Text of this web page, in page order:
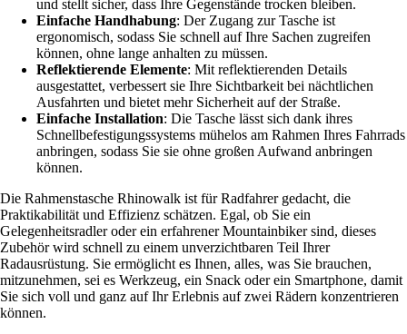
und stellt sicher, dass Ihre Gegenstände trocken bleiben.
Einfache Handhabung: Der Zugang zur Tasche ist
ergonomisch, sodass Sie schnell auf Ihre Sachen zugreifen
können, ohne lange anhalten zu müssen.
Reflektierende Elemente: Mit reflektierenden Details
ausgestattet, verbessert sie Ihre Sichtbarkeit bei nächtlichen
Ausfahrten und bietet mehr Sicherheit auf der Straße.
Einfache Installation: Die Tasche lässt sich dank ihres
Schnellbefestigungssystems mühelos am Rahmen Ihres Fahrrads
anbringen, sodass Sie sie ohne großen Aufwand anbringen
können.
Die Rahmenstasche Rhinowalk ist für Radfahrer gedacht, die
Praktikabilität und Effizienz schätzen. Egal, ob Sie ein
Gelegenheitsradler oder ein erfahrener Mountainbiker sind, dieses
Zubehör wird schnell zu einem unverzichtbaren Teil Ihrer
Radausrüstung. Sie ermöglicht es Ihnen, alles, was Sie brauchen,
mitzunehmen, sei es Werkzeug, ein Snack oder ein Smartphone, damit
Sie sich voll und ganz auf Ihr Erlebnis auf zwei Rädern konzentrieren
können.